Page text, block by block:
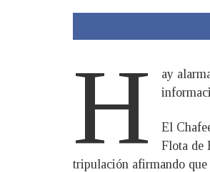
H
ay
El
Flota de
tripulación afirmando